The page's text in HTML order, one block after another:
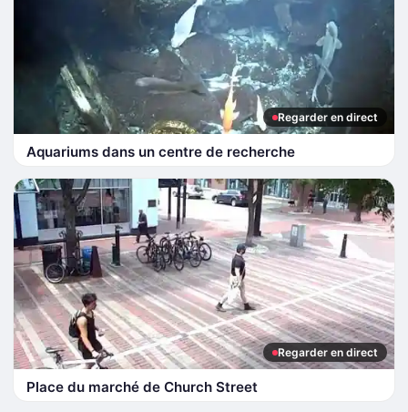
Regarder en direct
Aquariums dans un centre de recherche
Regarder en direct
Place du marché de Church Street